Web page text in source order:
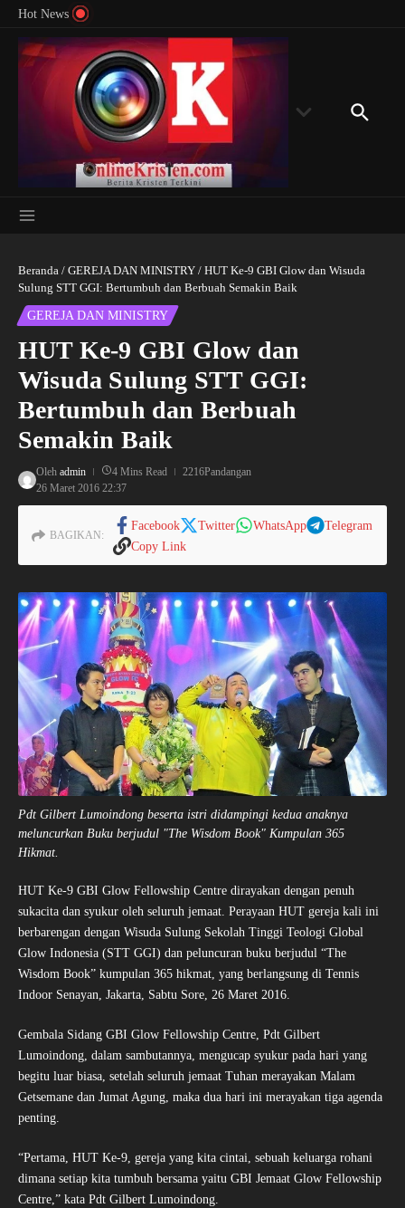
Lewati ke konten
Hot News
Beranda / GEREJA DAN MINISTRY / HUT Ke-9 GBI Glow dan Wisuda
Sulung STT GGI: Bertumbuh dan Berbuah Semakin Baik
GEREJA DAN MINISTRY
HUT Ke-9 GBI Glow dan
Wisuda Sulung STT GGI:
Bertumbuh dan Berbuah
Semakin Baik
Oleh admin 4 Mins Read
2216Pandangan
26 Maret 2016 22:37
BAGIKAN:
Facebook Twitter WhatsApp
Telegram
Copy Link
Pdt Gilbert Lumoindong beserta istri didampingi kedua anaknya
meluncurkan Buku berjudul "The Wisdom Book" Kumpulan 365
Hikmat.
HUT Ke-9 GBI Glow Fellowship Centre dirayakan dengan penuh
sukacita dan syukur oleh seluruh jemaat. Perayaan HUT gereja kali ini
berbarengan dengan Wisuda Sulung Sekolah Tinggi Teologi Global
Glow Indonesia (STT GGI) dan peluncuran buku berjudul “The
Wisdom Book” kumpulan 365 hikmat, yang berlangsung di Tennis
Indoor Senayan, Jakarta, Sabtu Sore, 26 Maret 2016.
Gembala Sidang GBI Glow Fellowship Centre, Pdt Gilbert
Lumoindong, dalam sambutannya, mengucap syukur pada hari yang
begitu luar biasa, setelah seluruh jemaat Tuhan merayakan Malam
Getsemane dan Jumat Agung, maka dua hari ini merayakan tiga agenda
penting.
“Pertama, HUT Ke-9, gereja yang kita cintai, sebuah keluarga rohani
dimana setiap kita tumbuh bersama yaitu GBI Jemaat Glow Fellowship
Centre,” kata Pdt Gilbert Lumoindong.